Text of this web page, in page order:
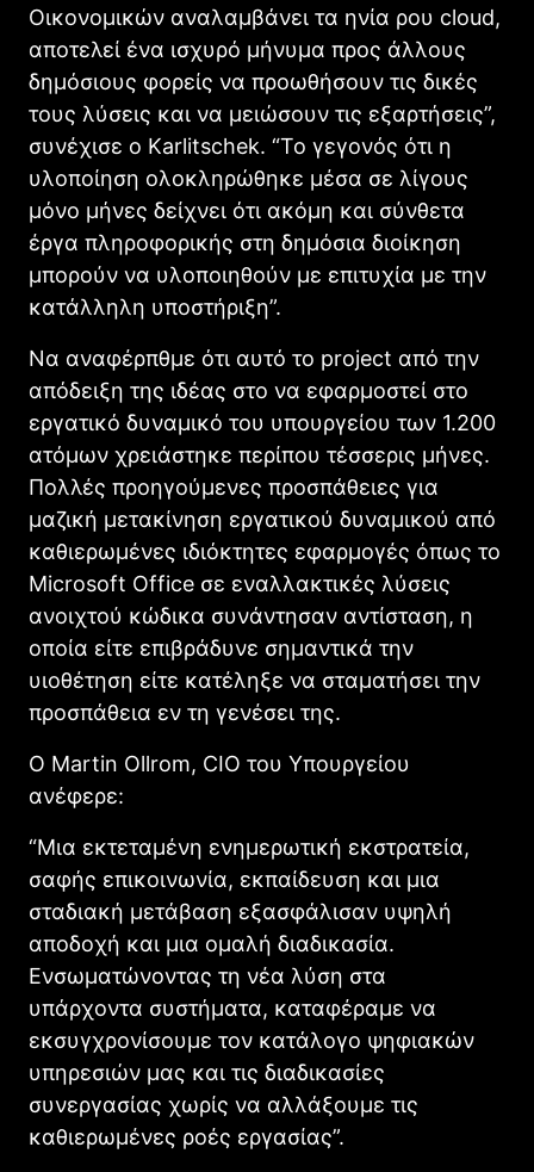
Οικονομικών αναλαμβάνει τα ηνία ρου cloud,
αποτελεί ένα ισχυρό μήνυμα προς άλλους
δημόσιους φορείς να προωθήσουν τις δικές
τους λύσεις και να μειώσουν τις εξαρτήσεις”,
συνέχισε ο Karlitschek. “Το γεγονός ότι η
υλοποίηση ολοκληρώθηκε μέσα σε λίγους
μόνο μήνες δείχνει ότι ακόμη και σύνθετα
έργα πληροφορικής στη δημόσια διοίκηση
μπορούν να υλοποιηθούν με επιτυχία με την
κατάλληλη υποστήριξη”.
Να αναφέρπθμε ότι αυτό το project από την
απόδειξη της ιδέας στο να εφαρμοστεί στο
εργατικό δυναμικό του υπουργείου των 1.200
ατόμων χρειάστηκε περίπου τέσσερις μήνες.
Πολλές προηγούμενες προσπάθειες για
μαζική μετακίνηση εργατικού δυναμικού από
καθιερωμένες ιδιόκτητες εφαρμογές όπως το
Microsoft Office σε εναλλακτικές λύσεις
ανοιχτού κώδικα συνάντησαν αντίσταση, η
οποία είτε επιβράδυνε σημαντικά την
υιοθέτηση είτε κατέληξε να σταματήσει την
προσπάθεια εν τη γενέσει της.
Ο Martin Ollrom, CIO του Υπουργείου
ανέφερε:
“Μια εκτεταμένη ενημερωτική εκστρατεία,
σαφής επικοινωνία, εκπαίδευση και μια
σταδιακή μετάβαση εξασφάλισαν υψηλή
αποδοχή και μια ομαλή διαδικασία.
Ενσωματώνοντας τη νέα λύση στα
υπάρχοντα συστήματα, καταφέραμε να
εκσυγχρονίσουμε τον κατάλογο ψηφιακών
υπηρεσιών μας και τις διαδικασίες
συνεργασίας χωρίς να αλλάξουμε τις
καθιερωμένες ροές εργασίας”.